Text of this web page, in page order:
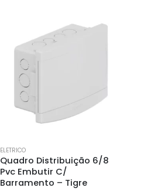
ELETRICO
Quadro Distribuição 6/8
Pvc Embutir C/
Barramento – Tigre